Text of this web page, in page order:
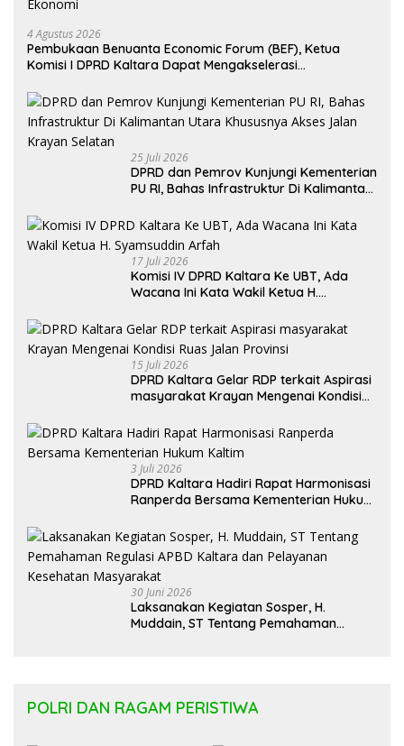
4 Agustus 2026
Pembukaan Benuanta Economic Forum (BEF), Ketua
Komisi I DPRD Kaltara Dapat Mengakselerasi
25 Juli 2026
DPRD dan Pemrov Kunjungi Kementerian
PU RI, Bahas Infrastruktur Di Kalimantan
Selatan
17 Juli 2026
Komisi IV DPRD Kaltara Ke UBT, Ada
Wacana Ini Kata Wakil Ketua H.
15 Juli 2026
DPRD Kaltara Gelar RDP terkait Aspirasi
masyarakat Krayan Mengenai Kondisi
3 Juli 2026
DPRD Kaltara Hadiri Rapat Harmonisasi
Ranperda Bersama Kementerian Hukum
30 Juni 2026
Laksanakan Kegiatan Sosper, H.
Muddain, ST Tentang Pemahaman
POLRI DAN RAGAM PERISTIWA